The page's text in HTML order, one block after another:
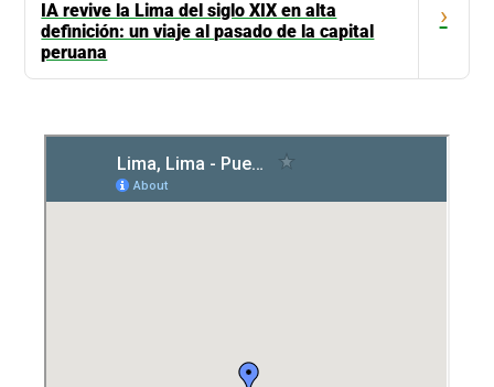
IA revive la Lima del siglo XIX en alta
definición: un viaje al pasado de la capital
peruana
›